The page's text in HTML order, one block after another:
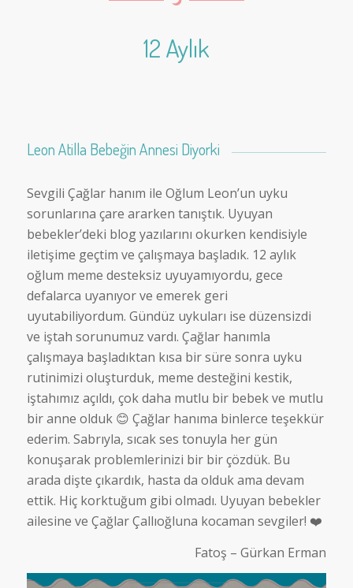
12 Aylık
Leon Atilla Bebeğin Annesi Diyorki
Sevgili Çağlar hanım ile Oğlum Leon’un uyku
sorunlarına çare ararken tanıştık. Uyuyan
bebekler’deki blog yazılarını okurken kendisiyle
iletişime geçtim ve çalışmaya başladık. 12 aylık
oğlum meme desteksiz uyuyamıyordu, gece
defalarca uyanıyor ve emerek geri
uyutabiliyordum. Gündüz uykuları ise düzensizdi
ve iştah sorunumuz vardı. Çağlar hanımla
çalışmaya başladıktan kısa bir süre sonra uyku
rutinimizi oluşturduk, meme desteğini kestik,
iştahımız açıldı, çok daha mutlu bir bebek ve mutlu
bir anne olduk 😊 Çağlar hanıma binlerce teşekkür
ederim. Sabrıyla, sıcak ses tonuyla her gün
konuşarak problemlerinizi bir bir çözdük. Bu
arada dişte çıkardık, hasta da olduk ama devam
ettik. Hiç korktuğum gibi olmadı. Uyuyan bebekler
ailesine ve Çağlar Çallıoğluna kocaman sevgiler! ❤️
Fatoş – Gürkan Erman